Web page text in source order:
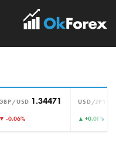
USD 1.34471
▼ -0.06%
USD/JPY
▲ +0.01%›